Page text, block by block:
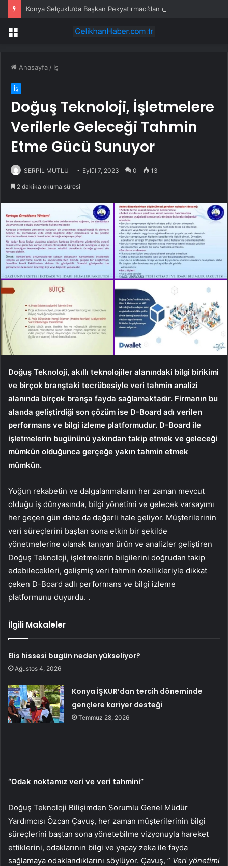
Konya Selçuklu’da Başkan Pekyatırmacı’dan esnaf ziyareti
Menü
Anasayfa / İş
İş
Doğuş Teknoloji, İşletmelere
Verilerle Geleceği Tahmin
Etme Gücü Sunuyor
SERPİL MUTLU Eylül 7, 2023 0 13
2 dakika okuma süresi
Doğuş Teknoloji, akıllı teknolojiler alanındaki bilgi birikimi
ve birçok branştaki tecrübesiyle veri tahmin analizi
alanında birçok branşa fayda sağlamaktadır. Firmanın bu
alanda geliştirdiği son çözüm ise D-Board adı verilen
performans ve bilgi izleme platformudur. D-Board ile
işletmelerin bugününü yakından takip etmek ve geleceği
mümkün olduğunca gerçeğe yakın tahmin etmek
mümkün.
Yoğun rekabetin ve dalgalanmaların her zaman mevcut
olduğu iş dünyasında, bilgi yönetimi ve gelecek varsayımı
her geçen gün daha da değerli hale geliyor. Müşterilerinin
veri süreçlerini baştan sona etkin bir şekilde
yönetmelerine olanak tanıyan ürün ve analizler geliştiren
Doğuş Teknoloji, işletmelerin bilgilerini doğrudan takip
edebilecekleri, gelişmiş veri tahmin özellikleriyle dikkat
çeken D-Board adlı performans ve bilgi izleme
platformunu duyurdu. .
İlgili Makaleler
Elis hissesi bugün neden yükseliyor?
Ağustos 4, 2026
Konya İŞKUR’dan tercih döneminde
gençlere kariyer desteği
Temmuz 28, 2026
“Odak noktamız veri ve veri tahmini”
Doğuş Teknoloji Bilişimden Sorumlu Genel Müdür
Yardımcısı Özcan Çavuş, her zaman müşterilerinin bilgi
süreçlerini baştan sona yönetebilme vizyonuyla hareket
ettiklerini, odaklarının bilgi ve yapay zeka ile fayda
sağlamaya odaklandıklarını söylüyor. Çavuş, ” Veri yönetimi